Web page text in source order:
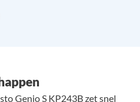
Genio S KP243B zet snel